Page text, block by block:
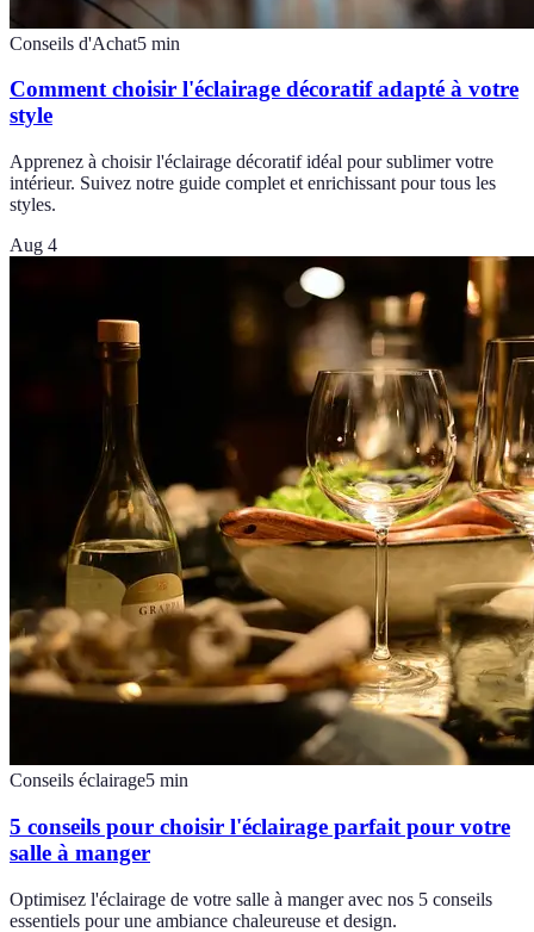
Conseils d'Achat5 min
Comment choisir l'éclairage décoratif adapté à votre
style
Apprenez à choisir l'éclairage décoratif idéal pour sublimer votre
intérieur. Suivez notre guide complet et enrichissant pour tous les
styles.
Aug 4
Conseils éclairage5 min
5 conseils pour choisir l'éclairage parfait pour votre
salle à manger
Optimisez l'éclairage de votre salle à manger avec nos 5 conseils
essentiels pour une ambiance chaleureuse et design.